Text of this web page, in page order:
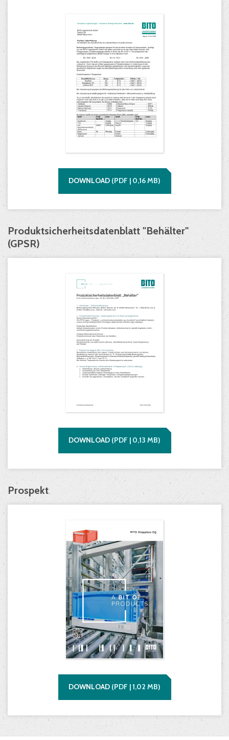
DOWNLOAD (PDF | 0,16MB)
Produktsicherheitsdatenblatt "Behälter"
(GPSR)
DOWNLOAD (PDF | 0,13 MB)
Prospekt
DOWNLOAD (PDF |1,02 MB)